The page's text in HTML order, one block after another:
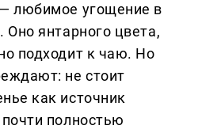
любимое угощение в
Оно янтарного цвета,
подходит к чаю. Но
не стоит
как источник
полностью